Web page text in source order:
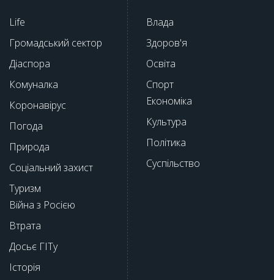
Life
Громадський сектор
Діаспора
Комуналка
Коронавірус
Погода
Природа
Соціальний захист
Туризм
Війна з Росією
Втрата
Досьє ГІТу
Історія
Влада
Здоров'я
Освіта
Спорт
Економіка
Культура
Політика
Суспільство